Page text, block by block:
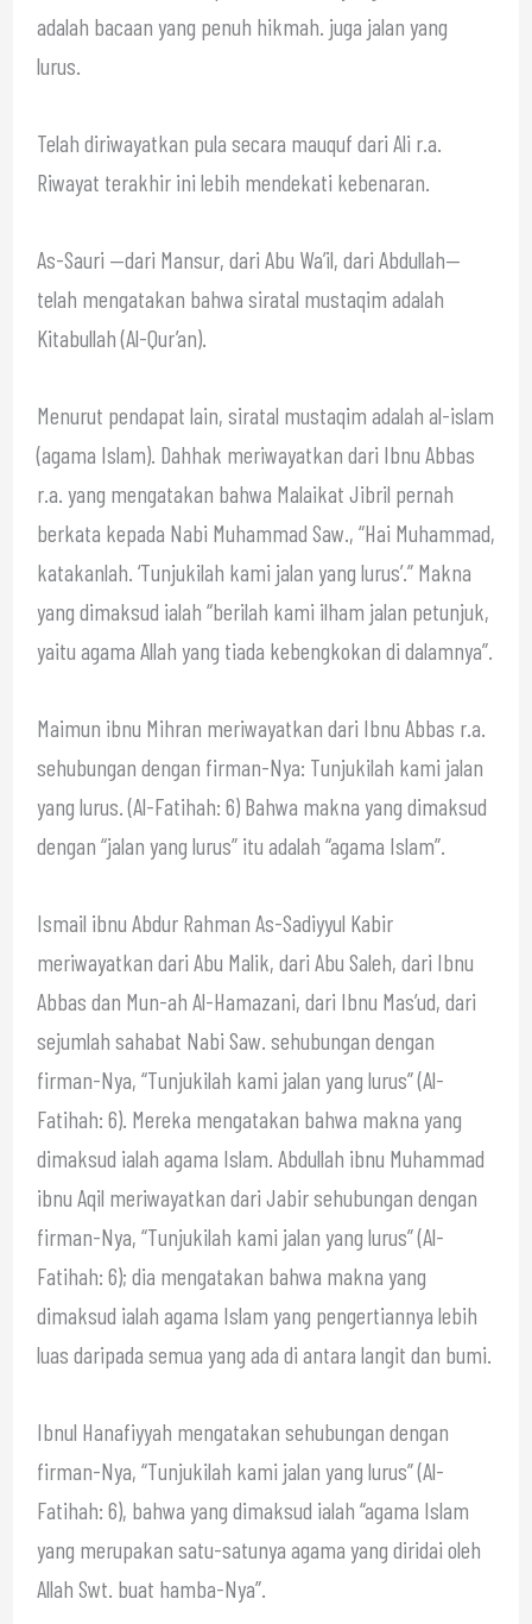
adalah bacaan yang penuh hikmah. juga jalan yang
lurus.
Telah diriwayatkan pula secara mauquf dari Ali r.a.
Riwayat terakhir ini lebih mendekati kebenaran.
As-Sauri —dari Mansur, dari Abu Wa’il, dari Abdullah—
telah mengatakan bahwa siratal mustaqim adalah
Kitabullah (Al-Qur’an).
Menurut pendapat lain, siratal mustaqim adalah al-islam
(agama Islam). Dahhak meriwayatkan dari Ibnu Abbas
r.a. yang mengatakan bahwa Malaikat Jibril pernah
berkata kepada Nabi Muhammad Saw., “Hai Muhammad,
katakanlah. ‘Tunjukilah kami jalan yang lurus’.” Makna
yang dimaksud ialah “berilah kami ilham jalan petunjuk,
yaitu agama Allah yang tiada kebengkokan di dalamnya”.
Maimun ibnu Mihran meriwayatkan dari Ibnu Abbas r.a.
sehubungan dengan firman-Nya: Tunjukilah kami jalan
yang lurus. (Al-Fatihah: 6) Bahwa makna yang dimaksud
dengan “jalan yang lurus” itu adalah “agama Islam”.
Ismail ibnu Abdur Rahman As-Sadiyyul Kabir
meriwayatkan dari Abu Malik, dari Abu Saleh, dari Ibnu
Abbas dan Mun-ah Al-Hamazani, dari Ibnu Mas’ud, dari
sejumlah sahabat Nabi Saw. sehubungan dengan
firman-Nya, “Tunjukilah kami jalan yang lurus” (Al-
Fatihah: 6). Mereka mengatakan bahwa makna yang
dimaksud ialah agama Islam. Abdullah ibnu Muhammad
ibnu Aqil meriwayatkan dari Jabir sehubungan dengan
firman-Nya, “Tunjukilah kami jalan yang lurus” (Al-
Fatihah: 6); dia mengatakan bahwa makna yang
dimaksud ialah agama Islam yang pengertiannya lebih
luas daripada semua yang ada di antara langit dan bumi.
Ibnul Hanafiyyah mengatakan sehubungan dengan
firman-Nya, “Tunjukilah kami jalan yang lurus” (Al-
Fatihah: 6), bahwa yang dimaksud ialah “agama Islam
yang merupakan satu-satunya agama yang diridai oleh
Allah Swt. buat hamba-Nya”.